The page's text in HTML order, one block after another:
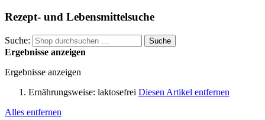
Rezept- und Lebensmittelsuche
Suche: Suche
Ergebnisse anzeigen
Ergebnisse anzeigen
Ernährungsweise: laktosefrei Diesen Artikel entfernen
Alles entfernen